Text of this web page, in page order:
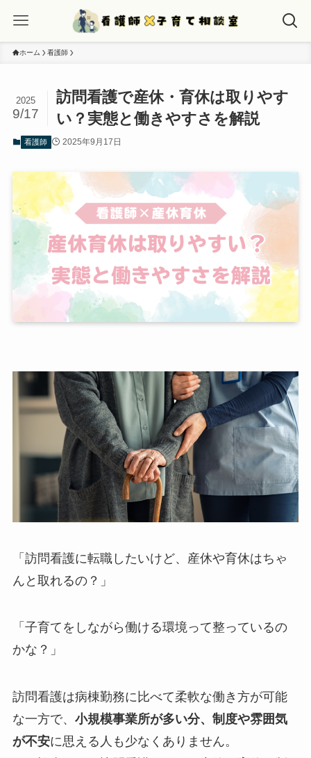
ホーム 看護師
訪問看護で産休・育休は取りやす
い？実態と働きやすさを解説
2025
9/17
看護師 2025年9月17日
「訪問看護に転職したいけど、産休や育休はちゃ
んと取れるの？」
「子育てをしながら働ける環境って整っているの
かな？」
訪問看護は病棟勤務に比べて柔軟な働き方が可能
な一方で、 小規模事業所が多い分、制度や雰囲気
が不安に思える人も少なくありません。